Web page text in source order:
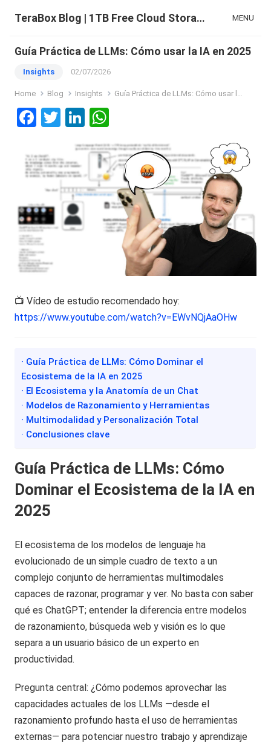
TeraBox Blog | 1TB Free Cloud Storage & All-in-One AI Space MENU
Guía Práctica de LLMs: Cómo usar la IA en 2025
Insights 02/07/2026
Home Blog Insights Guía Práctica de LLMs: Cómo usar la IA en 2025
F
ce
b
o
o
k
T
tt
er
Li
ke
dI
n
at
s
A
p
p
📺 Vídeo de estudio recomendado hoy:
https://www.youtube.com/watch?v=EWvNQjAaOHw
· Guía Práctica de LLMs: Cómo Dominar el
Ecosistema de la IA en 2025
· El Ecosistema y la Anatomía de un Chat
· Modelos de Razonamiento y Herramientas
· Multimodalidad y Personalización Total
· Conclusiones clave
Guía Práctica de LLMs: Cómo
Dominar el Ecosistema de la IA en
2025
El ecosistema de los modelos de lenguaje ha
evolucionado de un simple cuadro de texto a un
complejo conjunto de herramientas multimodales
capaces de razonar, programar y ver. No basta con saber
qué es ChatGPT; entender la diferencia entre modelos
de razonamiento, búsqueda web y visión es lo que
separa a un usuario básico de un experto en
productividad.
Pregunta central: ¿Cómo podemos aprovechar las
capacidades actuales de los LLMs —desde el
razonamiento profundo hasta el uso de herramientas
externas— para potenciar nuestro trabajo y aprendizaje